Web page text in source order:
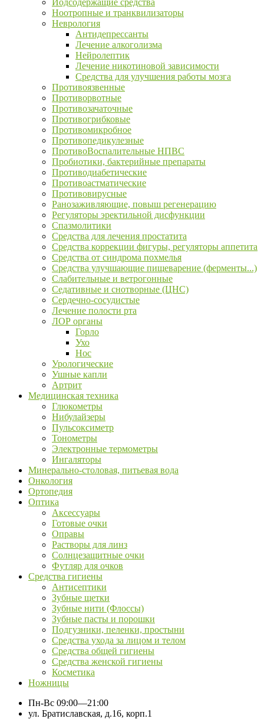
Йодсодержащие средства
Ноотропные и транквилизаторы
Неврология
Антидепрессанты
Лечение алкоголизма
Нейролептик
Лечение никотиновой зависимости
Средства для улучшения работы мозга
Противоязвенные
Противорвотные
Противозачаточные
Противогрибковые
Противомикробное
Противопедикулезные
ПротивоВоспалительные НПВС
Пробиотики, бактерийные препараты
Противодиабетические
Противоастматические
Противовирусные
Ранозаживляющие, повыш регенерацию
Регуляторы эректильной дисфункции
Спазмолитики
Средства для лечения простатита
Средства коррекции фигуры, регуляторы аппетита
Средства от синдрома похмелья
Средства улучшающие пищеварение (ферменты...)
Слабительные и ветрогонные
Седативные и снотворные (ЦНС)
Сердечно-сосудистые
Лечение полости рта
ЛОР органы
Горло
Ухо
Нос
Урологические
Ушные капли
Артрит
Медицинская техника
Глюкометры
Нибулайзеры
Пульсоксиметр
Тонометры
Электронные термометры
Ингаляторы
Минерально-столовая, питьевая вода
Онкология
Ортопедия
Оптика
Аксессуары
Готовые очки
Оправы
Растворы для линз
Солнцезащитные очки
Футляр для очков
Средства гигиены
Антисептики
Зубные щетки
Зубные нити (Флоссы)
Зубные пасты и порошки
Подгузники, пеленки, простыни
Средства ухода за лицом и телом
Средства общей гигиены
Средства женской гигиены
Косметика
Ножницы
Пн-Вс 09:00—21:00
ул. Братиславская, д.16, корп.1